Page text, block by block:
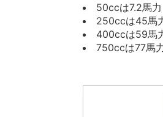
50ccは7.2馬力
250ccは45馬
400ccは59馬
750ccは77馬